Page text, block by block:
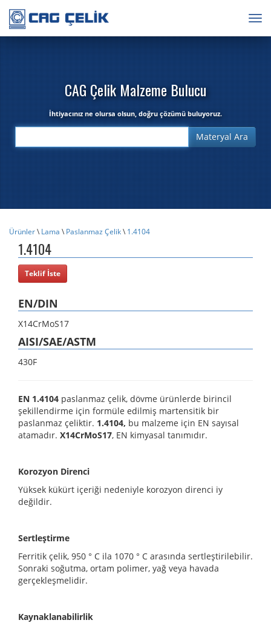
CAG Çelik Malzeme Bulucu
İhtiyacınız ne olursa olsun, doğru çözümü buluyoruz.
Ürünler\Lama \Paslanmaz Çelik\1.4104
1.4104
Teklif İste
EN/DIN
X14CrMoS17
AISI/SAE/ASTM
430F
EN 1.4104 paslanmaz çelik, dövme ürünlerde birincil
şekillendirme için formüle edilmiş martensitik bir
paslanmaz çeliktir. 1.4104, bu malzeme için EN sayısal
atamadır. X14CrMoS17, EN kimyasal tanımıdır.
Korozyon Direnci
Yüksek kükürt içeriği nedeniyle korozyon direnci iy
değildir.
Sertleştirme
Ferritik çelik, 950 ° C ila 1070 ° C arasında sertleştirilebilir.
Sonraki soğutma, ortam polimer, yağ veya havada
gerçekleşmelidir.
Kaynaklanabilirlik